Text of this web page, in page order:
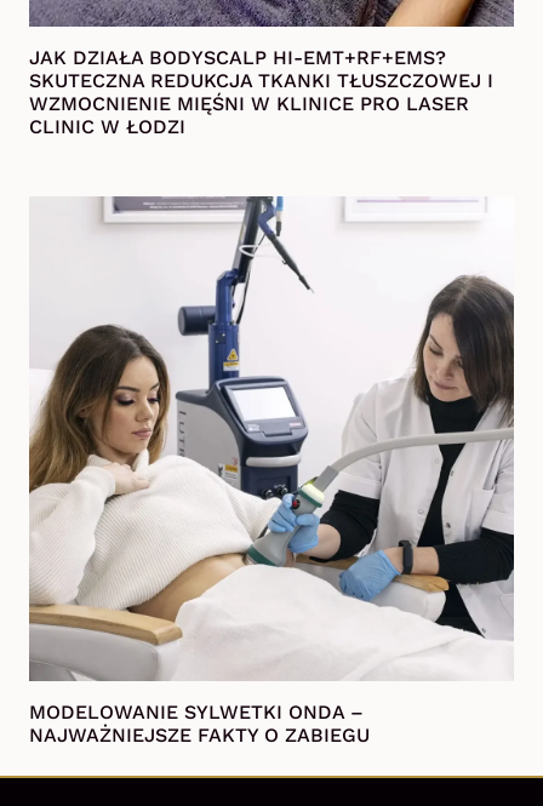
JAK DZIAŁA BODYSCALP HI-EMT+RF+EMS?
SKUTECZNA REDUKCJA TKANKI TŁUSZCZOWEJ I
WZMOCNIENIE MIĘŚNI W KLINICE PRO LASER
CLINIC W ŁODZI
MODELOWANIE SYLWETKI ONDA –
NAJWAŻNIEJSZE FAKTY O ZABIEGU